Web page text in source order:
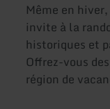
Même en
invite à la
historiques et
Offrez-vous
région de